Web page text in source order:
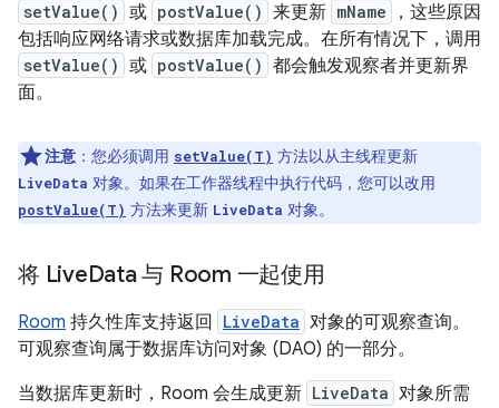
setValue() 或 postValue() 来更新 mName
，这些原因
包括响应网络请求或数据库加载完成。在所有情况下，调用
setValue() 或 postValue() 都会触发观察者并更新界
面。
注意 ：您必须调用 setValue(T) 方法以从主线程更新
LiveData 对象。如果在工作器线程中执行代码，您可以改用
postValue(T) 方法来更新 LiveData 对象。
将 LiveData 与 Room 一起使用
Room 持久性库支持返回 LiveData 对象的可观察查询。
可观察查询属于数据库访问对象 (DAO) 的一部分。
当数据库更新时，Room 会生成更新 LiveData 对象所需